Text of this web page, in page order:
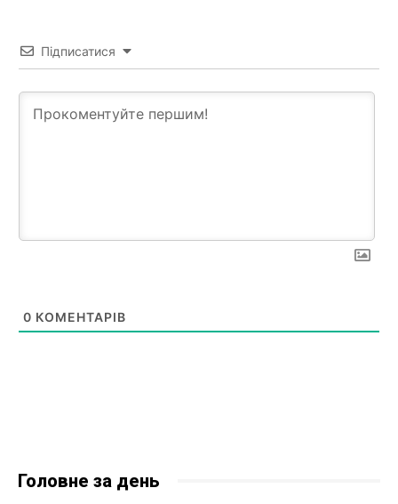
Підписатися
0 КОМЕНТАРІВ
Головне за день